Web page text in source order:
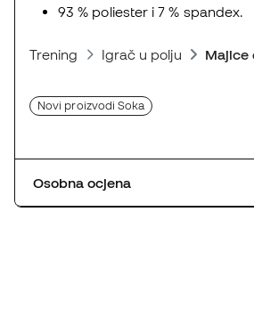
93 % poliester i 7 % spandex.
Trening Igrač u polju Majice
Novi proizvodi Soka
Osobna ocjena